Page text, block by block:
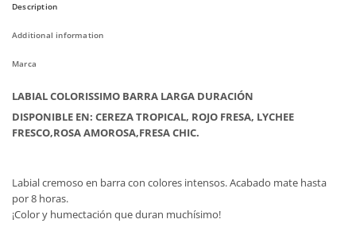
Description
Additional information
Marca
LABIAL COLORISSIMO BARRA LARGA DURACIÓN
DISPONIBLE EN: CEREZA TROPICAL, ROJO FRESA, LYCHEE
FRESCO,ROSA AMOROSA,FRESA CHIC.
Labial cremoso en barra con colores intensos. Acabado mate hasta
por 8 horas.
¡Color y humectación que duran muchísimo!